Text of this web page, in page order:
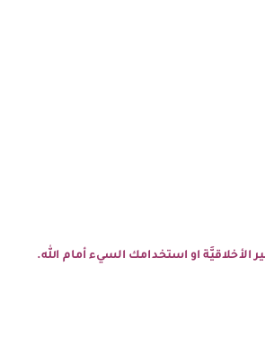
الأخلاقيَّة او استخدامك السيء أمام الله.